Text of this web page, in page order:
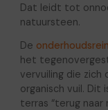
Dat leidt tot
natuursteen.
De
het
vervuiling die zich
organisch vuil. Dit
terras “terug naar